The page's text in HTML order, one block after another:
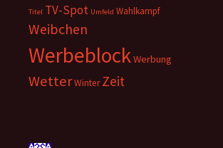
Titel TV-Spot Umfeld Wahlkampf
Weibchen
WerbeblockWerbung
WetterWinter Zeit